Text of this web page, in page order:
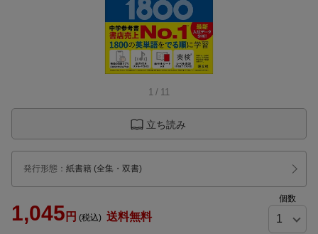
1 / 11
立ち読み
発行形態 ： 紙書籍 (全集・双書)
1,045 円 (税込) 送料無料
個数